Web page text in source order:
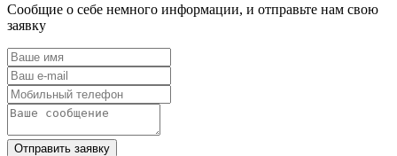
Сообщие о себе немного информации, и отправьте нам свою
заявку
Отправить заявку